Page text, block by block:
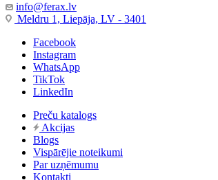
info@ferax.lv
Meldru 1, Liepāja, LV - 3401
Facebook
Instagram
WhatsApp
TikTok
LinkedIn
Preču katalogs
Akcijas
Blogs
Vispārējie noteikumi
Par uzņēmumu
Kontakti